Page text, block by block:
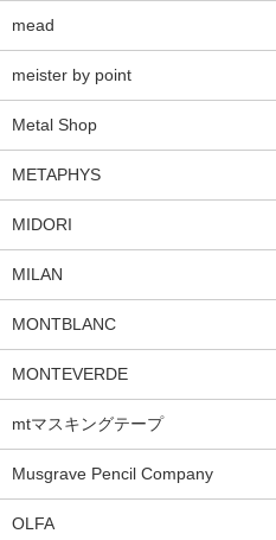
mead
meister by point
Metal Shop
METAPHYS
MIDORI
MILAN
MONTBLANC
MONTEVERDE
mtマスキングテープ
Musgrave Pencil Company
OLFA